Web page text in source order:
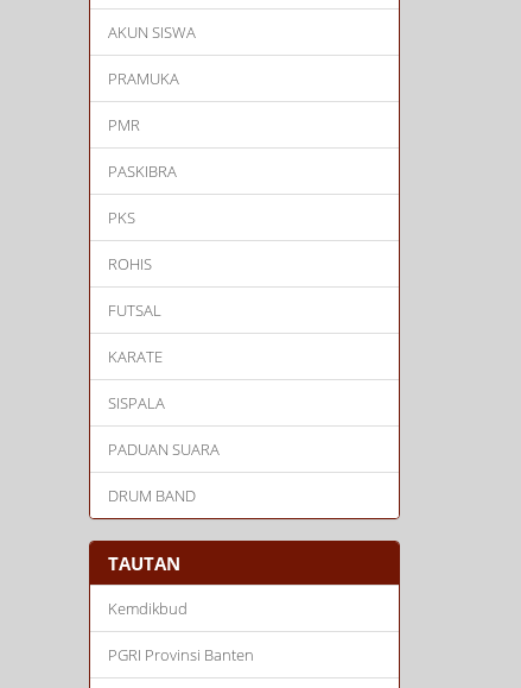
AKUN SISWA
PRAMUKA
PMR
PASKIBRA
PKS
ROHIS
FUTSAL
KARATE
SISPALA
PADUAN SUARA
DRUM BAND
TAUTAN
Kemdikbud
PGRI Provinsi Banten